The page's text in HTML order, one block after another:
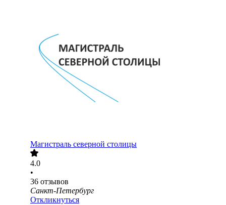
Магистраль северной столицы
4.0
•
36 отзывов
Санкт-Петербург
Откликнуться